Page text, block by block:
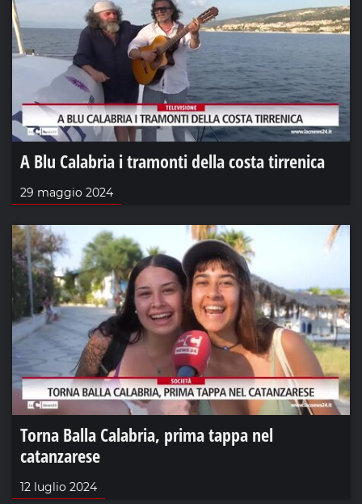
A Blu Calabria i tramonti della costa tirrenica
29 maggio 2024
Torna Balla Calabria, prima tappa nel
catanzarese
12 luglio 2024